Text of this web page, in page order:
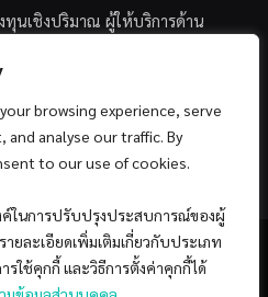
browsing experience, serve
analyse our traffic. By
to our use of cookies.
ในการปรับปรุงประสบการณ์ของผู้
ยละเอียดเพิ่มเติมเกี่ยวกับประเภท
รใช้คุกกี้ และวิธีการตั้งค่าคุกกี้ได้
ทุนเชิงปริมาณ ผู้ให้บริการด้าน
ยเหลือให้นักลงทุนไทย
งทุนอย่างเป็นระบบแบบ
Investing